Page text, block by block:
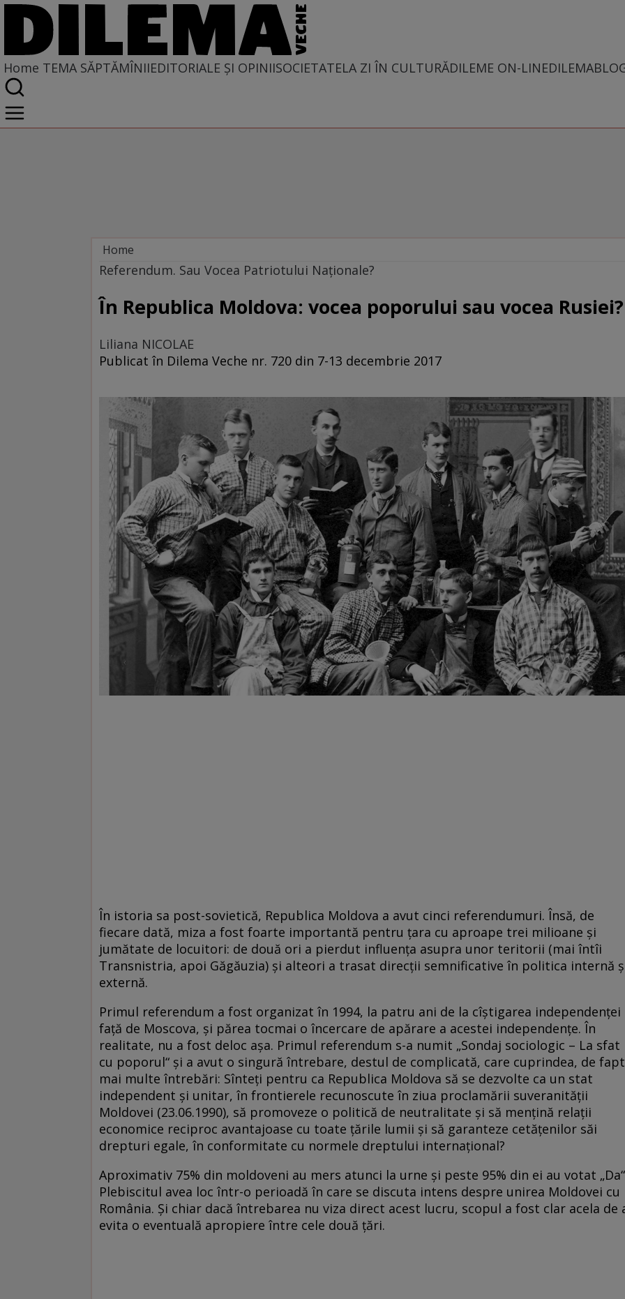
Home TEMA SĂPTĂMÎNIIEDITORIALE ȘI OPINIISOCIETATELA ZI ÎN CULTURĂDILEME ON-LINE
Home
Tema săptămînii
Referendum. Sau Vocea Patriotului Naţionale?
În Republica Moldova: vocea poporului sau vocea Rusiei?
Liliana NICOLAE
Publicat în Dilema Veche nr. 720 din 7-13 decembrie 2017
În istoria sa post-sovietică, Republica Moldova a avut cinci referendumuri. Însă, de
fiecare dată, miza a fost foarte importantă pentru țara cu aproape trei milioane și
jumătate de locuitori: de două ori a pierdut influența asupra unor teritorii (mai întîi
Transnistria, apoi Găgăuzia) și alteori a trasat direcții semnificative în politica internă
externă.
Primul referendum a fost organizat în 1994, la patru ani de la cîștigarea independenței
față de Moscova, și părea tocmai o încercare de apărare a acestei independențe. În
realitate, nu a fost deloc așa. Primul referendum s-a numit „Sondaj sociologic – La sfat
cu poporul“ și a avut o singură întrebare, destul de complicată, care cuprindea, de
mai multe întrebări: Sînteți pentru ca Republica Moldova să se dezvolte ca un stat
independent și unitar, în frontierele recunoscute în ziua proclamării suveranității
Moldovei (23.06.1990), să promoveze o politică de neutralitate și să mențină relații
economice reciproc avantajoase cu toate țările lumii și să garanteze cetățenilor săi
drepturi egale, în conformitate cu normele dreptului internațional?
Aproximativ 75% din moldoveni au mers atunci la urne și peste 95% din ei au votat
Plebiscitul avea loc într-o perioadă în care se discuta intens despre unirea Moldovei cu
România. Și chiar dacă întrebarea nu viza direct acest lucru, scopul a fost clar acela de
evita o eventuală apropiere între cele două țări.